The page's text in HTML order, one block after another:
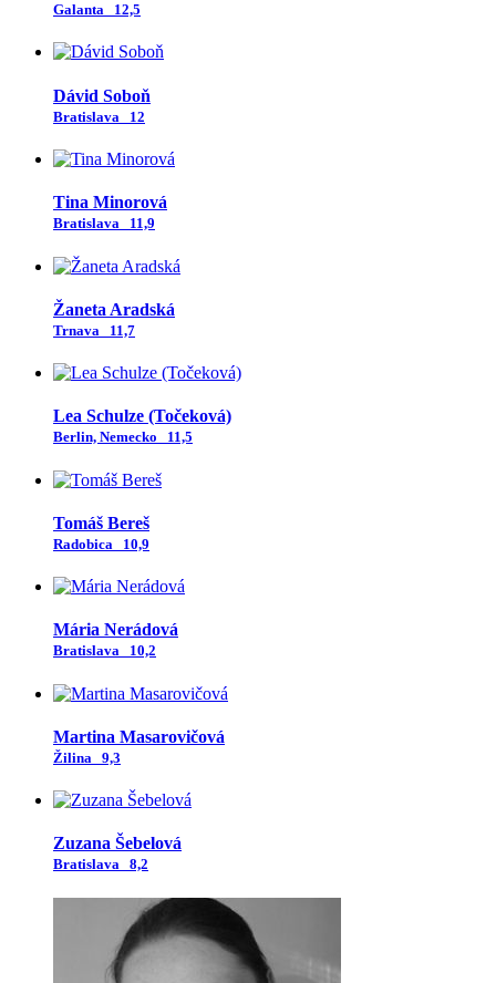
Galanta 12,5
Dávid Soboň
Bratislava 12
Tina Minorová
Bratislava 11,9
Žaneta Aradská
Trnava 11,7
Lea Schulze (Točeková)
Berlin, Nemecko 11,5
Tomáš Bereš
Radobica 10,9
Mária Nerádová
Bratislava 10,2
Martina Masarovičová
Žilina 9,3
Zuzana Šebelová
Bratislava 8,2